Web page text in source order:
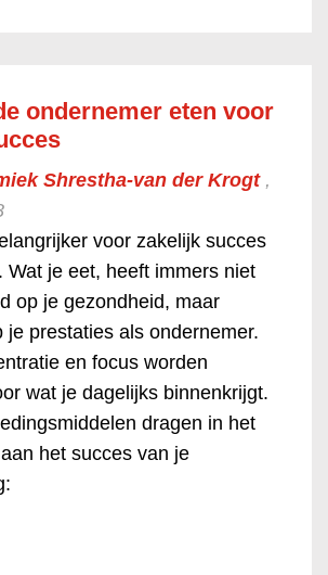
ondernemer eten voor
Shrestha-van der Krogt ,
voor zakelijk succes
Wat je eet, heeft immers niet
op je gezondheid, maar
je prestaties als ondernemer.
en focus worden
wat je dagelijks binnenkrijgt.
dragen in het
het succes van je